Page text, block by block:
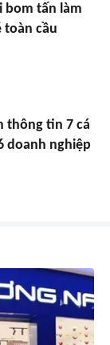
bom tấn làm
toàn cầu
thông tin 7 cá
doanh nghiệp